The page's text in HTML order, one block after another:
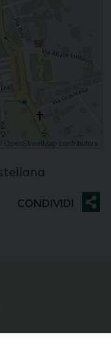
OpenStreetMap contributors